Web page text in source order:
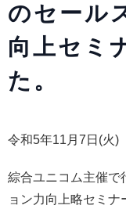
のセール
向上セミ
た。
令和5年11月7日(火)
綜合ユニコム主催で
ョン力向上略セミナ